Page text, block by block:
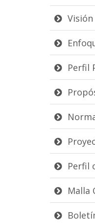
Visión
Perfil
Perfil
Malla